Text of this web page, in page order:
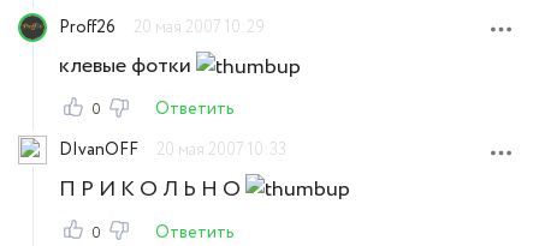
Proff26
20 мая 2007 10:29
клевые фотки
0
Ответить
DIvanOFF
20 мая 2007 10:33
П Р И К О Л Ь Н О
0
Ответить